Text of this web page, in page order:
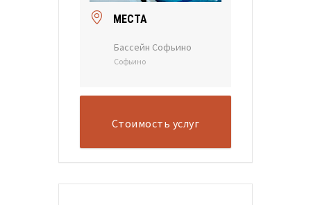
МЕСТА
Бассейн Софьино
Софьино
Стоимость услуг